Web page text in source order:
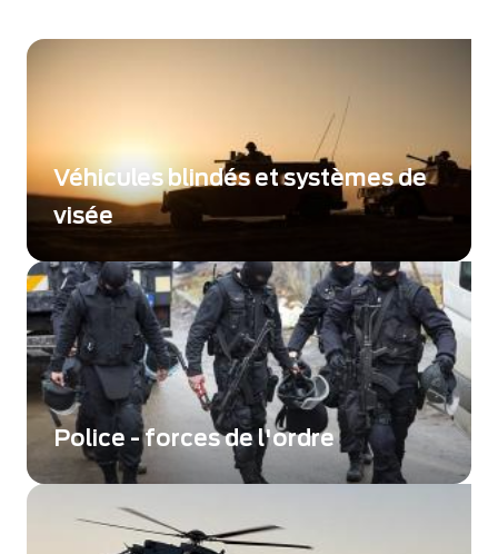
Véhicules blindés et systèmes de
visée
Intégrer des caméras d'imagerie numérique
pour les opérations de jour et de nuit
Police - forces de l'ordre
Protéger les populations et les territoires
grâce à des systèmes de vision améliorés